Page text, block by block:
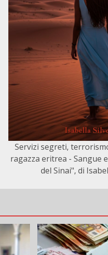
Servizi segreti,
ragazza eritrea - Sangue
del Sinai", di